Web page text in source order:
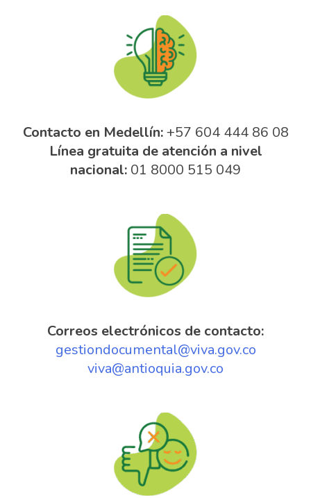
Contacto en Medellín:+57 604 444 86 08
Línea gratuita de atención a nivel
nacional: 01 8000 515 049
Correos electrónicos de contacto:
gestiondocumental@viva.gov.co
viva@antioquia.gov.co